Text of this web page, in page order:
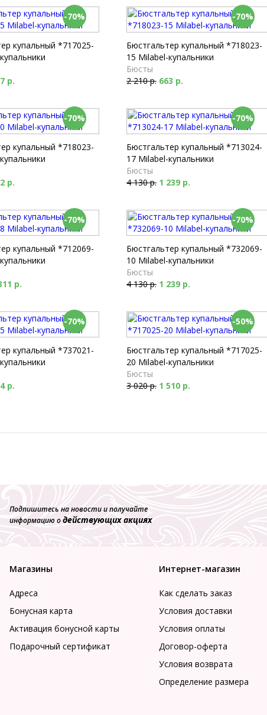
-70%
купальный *717025-
р.
-70%
Бюстгальтер купальный *718023-
15 Milabel-купальники
Бюсты
2 210 р. 663 р.
-70%
купальный *718023-
р.
-70%
Бюстгальтер купальный *713024-
17 Milabel-купальники
Бюсты
4 130 р. 1 239 р.
-70%
купальный *712069-
р.
-70%
Бюстгальтер купальный *732069-
10 Milabel-купальники
Бюсты
4 130 р. 1 239 р.
-70%
купальный *737021-
р.
-50%
Бюстгальтер купальный *717025-
20 Milabel-купальники
Бюсты
3 020 р. 1 510 р.
Подпишитесь на новости и получайте
информацию одействующих акциях
Магазины
Адреса
Бонусная карта
Активация бонусной карты
Подарочный сертификат
Интернет-магазин
Как сделать заказ
Условия доставки
Условия оплаты
Договор-оферта
Условия возврата
Определение размера